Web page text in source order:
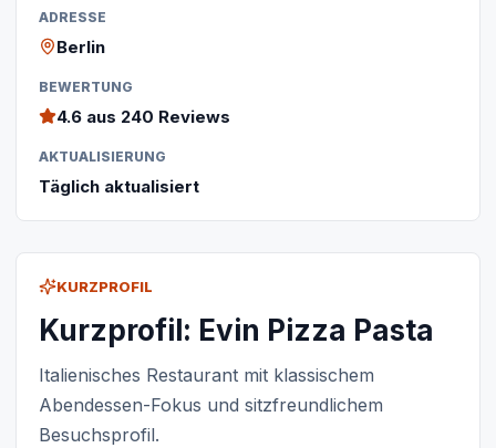
KURZPROFIL
Kurzprofil: Evin Pizza Pasta
Italienisches Restaurant mit klassischem
Abendessen-Fokus und sitzfreundlichem
Besuchsprofil.
ADRESSE
Berlin
BEWERTUNG
4.6 aus 240 Reviews
AKTUALISIERUNG
Täglich aktualisiert